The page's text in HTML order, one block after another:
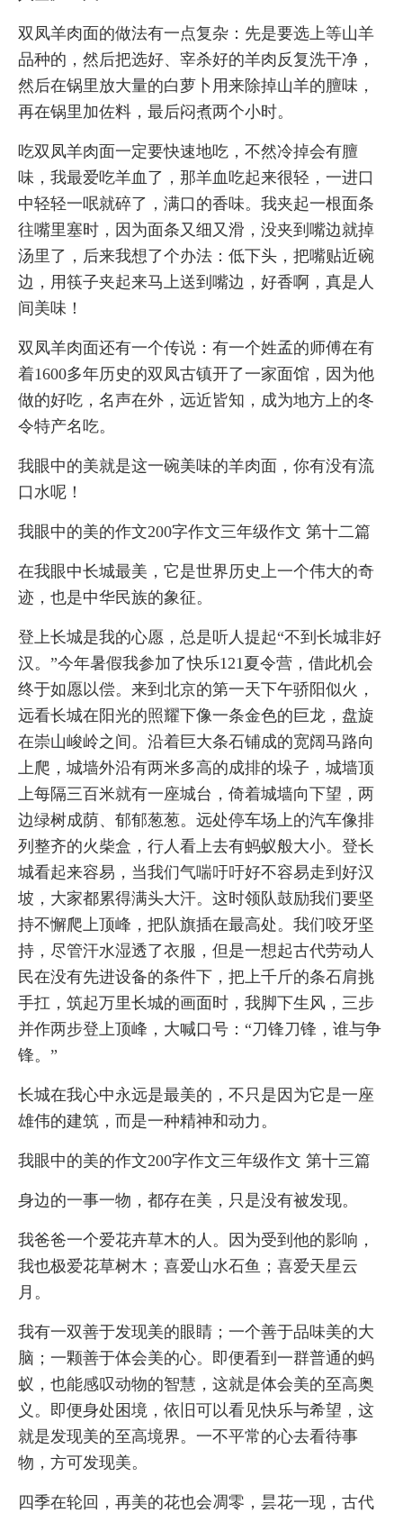
双凤羊肉面的做法有一点复杂：先是要选上等山羊
品种的，然后把选好、宰杀好的羊肉反复洗干净，
然后在锅里放大量的白萝卜用来除掉山羊的膻味，
再在锅里加佐料，最后闷煮两个小时。
吃双凤羊肉面一定要快速地吃，不然冷掉会有膻
味，我最爱吃羊血了，那羊血吃起来很轻，一进口
中轻轻一呡就碎了，满口的香味。我夹起一根面条
往嘴里塞时，因为面条又细又滑，没夹到嘴边就掉
汤里了，后来我想了个办法：低下头，把嘴贴近碗
边，用筷子夹起来马上送到嘴边，好香啊，真是人
间美味！
双凤羊肉面还有一个传说：有一个姓孟的师傅在有
着1600多年历史的双凤古镇开了一家面馆，因为他
做的好吃，名声在外，远近皆知，成为地方上的冬
令特产名吃。
我眼中的美就是这一碗美味的羊肉面，你有没有流
口水呢！
我眼中的美的作文200字作文三年级作文 第十二篇
在我眼中长城最美，它是世界历史上一个伟大的奇
迹，也是中华民族的象征。
登上长城是我的心愿，总是听人提起“不到长城非好
汉。”今年暑假我参加了快乐121夏令营，借此机会
终于如愿以偿。来到北京的第一天下午骄阳似火，
远看长城在阳光的照耀下像一条金色的巨龙，盘旋
在崇山峻岭之间。沿着巨大条石铺成的宽阔马路向
上爬，城墙外沿有两米多高的成排的垛子，城墙顶
上每隔三百米就有一座城台，倚着城墙向下望，两
边绿树成荫、郁郁葱葱。远处停车场上的汽车像排
列整齐的火柴盒，行人看上去有蚂蚁般大小。登长
城看起来容易，当我们气喘吁吁好不容易走到好汉
坡，大家都累得满头大汗。这时领队鼓励我们要坚
持不懈爬上顶峰，把队旗插在最高处。我们咬牙坚
持，尽管汗水湿透了衣服，但是一想起古代劳动人
民在没有先进设备的条件下，把上千斤的条石肩挑
手扛，筑起万里长城的画面时，我脚下生风，三步
并作两步登上顶峰，大喊口号：“刀锋刀锋，谁与争
锋。”
长城在我心中永远是最美的，不只是因为它是一座
雄伟的建筑，而是一种精神和动力。
我眼中的美的作文200字作文三年级作文 第十三篇
身边的一事一物，都存在美，只是没有被发现。
我爸爸一个爱花卉草木的人。因为受到他的影响，
我也极爱花草树木；喜爱山水石鱼；喜爱天星云
月。
我有一双善于发现美的眼睛；一个善于品味美的大
脑；一颗善于体会美的心。即便看到一群普通的蚂
蚁，也能感叹动物的智慧，这就是体会美的至高奥
义。即便身处困境，依旧可以看见快乐与希望，这
就是发现美的至高境界。一不平常的心去看待事
物，方可发现美。
四季在轮回，再美的花也会凋零，昙花一现，古代